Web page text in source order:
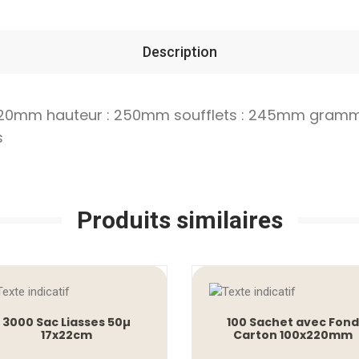
Description
hauteur : 250mm soufflets : 245mm
Produits similaires
3000 Sac Liasses 50µ
17x22cm
100 Sachet avec Fond
Carton 100x220mm